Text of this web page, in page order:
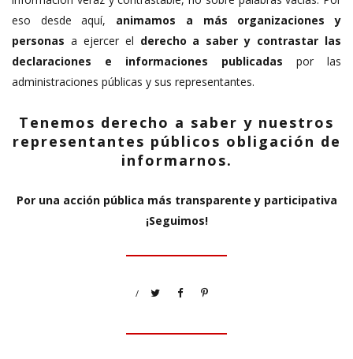
eso desde aquí, animamos a más organizaciones y
personas a ejercer el derecho a saber y contrastar las
declaraciones e informaciones publicadas por las
administraciones públicas y sus representantes.
Tenemos derecho a saber y nuestros
representantes públicos obligación de
informarnos.
Por una acción pública más transparente y participativa
¡Seguimos!
/